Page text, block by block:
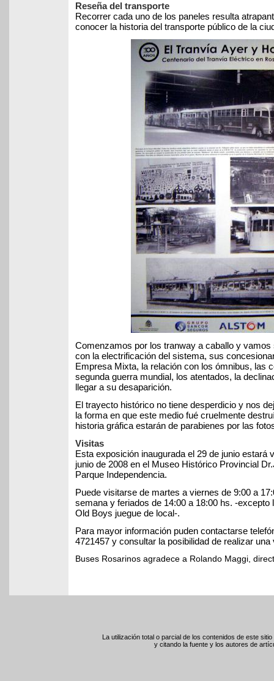
Reseña del transporte
Recorrer cada uno de los paneles resulta
conocer la historia del transporte público de la
Comenzamos por los tranway a caballo y vamos
con la electrificación del sistema, sus
Empresa Mixta, la relación con los ómnibus, las
segunda guerra mundial, los atentados, la
llegar a su desaparición.
El trayecto histórico no tiene desperdicio y nos
la forma en que este medio fué cruelmente
historia gráfica estarán de parabienes por las
Visitas
Esta exposición inaugurada el 29 de junio estará
junio de 2008 en el Museo Histórico Provincial
Parque Independencia.
Puede visitarse de martes a viernes de 9:00 a
semana y feriados de 14:00 a 18:00 hs. -excepto
Old Boys juegue de local-.
Para mayor información puden contactarse
4721457 y consultar la posibilidad de realizar una
Buses Rosarinos agradece a Rolando Maggi,
La utilización total o parcial de los contenidos de este
y citando la fuente y los autores de